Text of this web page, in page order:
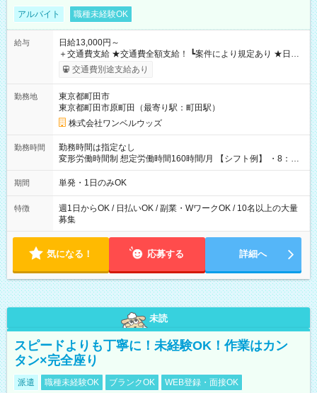
アルバイト 職種未経験OK
給与
日給13,000円～
＋交通費支給 ★交通費全額支給！ ┗案件により規定あり ★日払
いOK！（規定あり） ┗働いたその日に現金GET♪ お仕事後はコ
ンビニATMから 日払い分を引き落とせます！ 【試用期間】試
交通費別途支給あり
勤務地
東京都町田市
東京都町田市原町田（最寄り駅：町田駅）
株式会社ワンベルウッズ
勤務時間
勤務時間は指定なし
変形労働時間制 想定労働時間160時間/月 【シフト例】 ・8：00
～21：00
期間 単発・1日のみOK
特徴
週1日からOK / 日払いOK / 副業・WワークOK / 10名以上の大量
募集
気になる！ 応募する 詳細へ
未読
スピードよりも丁寧に！未経験OK！作業はカン
タン×完全座り
派遣 職種未経験OK ブランクOK WEB登録・面接OK